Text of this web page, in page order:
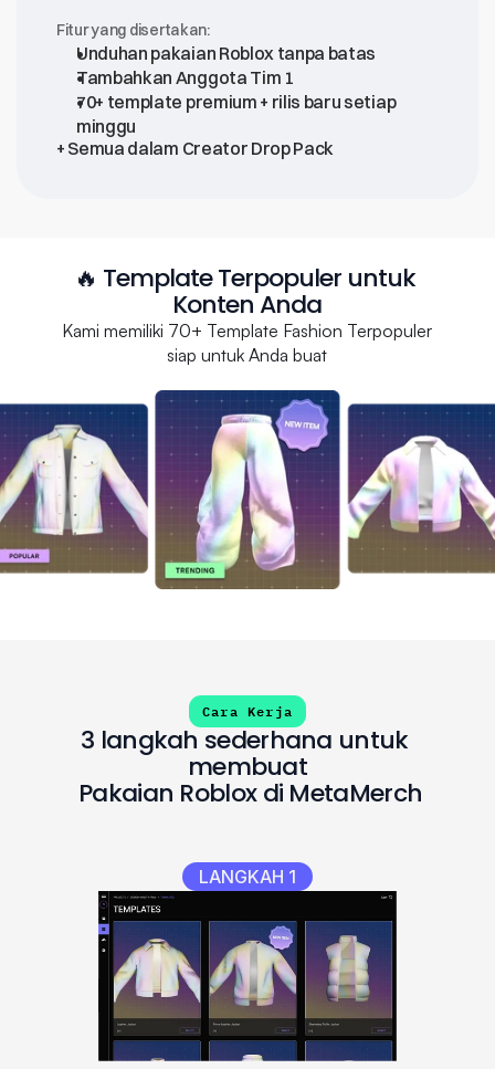
Fitur yang disertakan:
Unduhan pakaian Roblox tanpa batas
Tambahkan Anggota Tim 1
70+ template premium + rilis baru setiap
minggu
+ Semua dalam Creator Drop Pack
🔥 Template Terpopuler untuk
Konten Anda
Kami memiliki 70+ Template Fashion Terpopuler
siap untuk Anda buat
Cara Kerja
3 langkah sederhana untuk
membuat
Pakaian Roblox di MetaMerch
LANGKAH 1